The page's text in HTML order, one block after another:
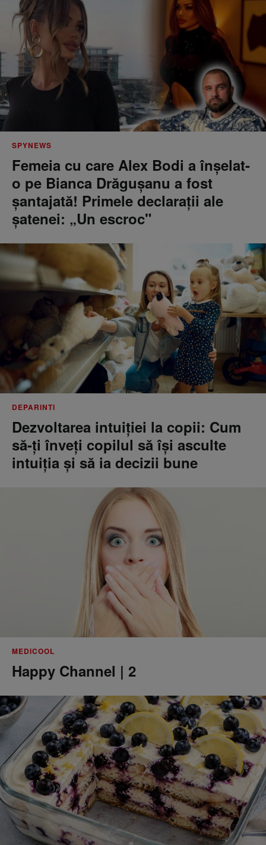
SPYNEWS
Femeia cu care Alex Bodi a înșelat-
o pe Bianca Drăgușanu a fost
șantajată! Primele declarații ale
șatenei: „Un escroc"
DEPARINTI
Dezvoltarea intuiției la copii: Cum
să-ți înveți copilul să își asculte
intuiția și să ia decizii bune
MEDICOOL
Happy Channel | 2